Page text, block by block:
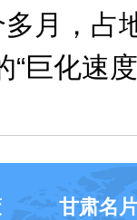
多月，占
“巨化速
甘肃名